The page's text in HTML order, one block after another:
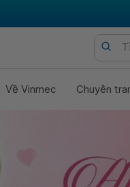
Về Vinmec Chuyên